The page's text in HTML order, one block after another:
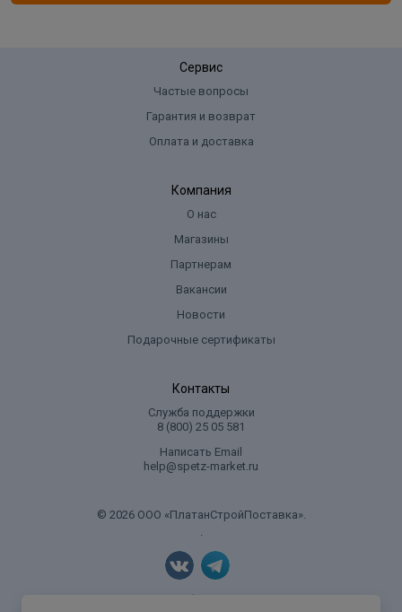
Сервис
Частые вопросы
Гарантия и возврат
Оплата и доставка
Компания
О нас
Магазины
Партнерам
Вакансии
Новости
Подарочные сертификаты
Контакты
Служба поддержки
8 (800) 25 05 581
Написать Email
help@spetz-market.ru
© 2026 ООО «ПлатанСтройПоставка».
.
Политика конфиденциальности